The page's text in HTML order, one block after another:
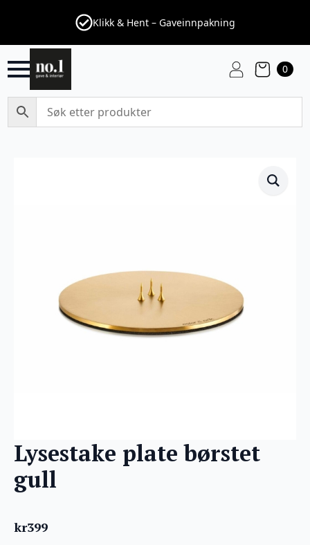
Klikk & Hent – Gaveinnpakning
0
Lysestake plate børstet
gull
kr399